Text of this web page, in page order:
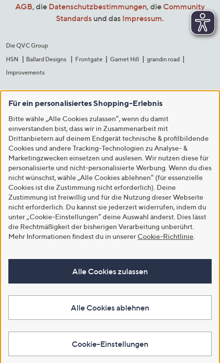
AGB, die Datenschutzbestimmungen, die Community
Standards und das Impressum.
Die QVC Group
HSN
Ballard Designs Frontgate Garnet Hill
grandin road
Improvements
Für ein personalisiertes Shopping-Erlebnis
Bitte wähle „Alle Cookies zulassen“, wenn du damit
einverstanden bist, dass wir in Zusammenarbeit mit
Drittanbietern auf deinem Endgerät technische & profilbildende
Cookies und andere Tracking-Technologien zu Analyse- &
Marketingzwecken einsetzen und auslesen. Wir nutzen diese für
personalisierte und nicht-personalisierte Werbung. Wenn du dies
nicht wünschst, wähle „Alle Cookies ablehnen“ (für essenzielle
Cookies ist die Zustimmung nicht erforderlich). Deine
Zustimmung ist freiwillig und für die Nutzung dieser Webseite
nicht erforderlich. Du kannst sie jederzeit widerrufen, indem du
unter „Cookie-Einstellungen“ deine Auswahl änderst. Dies lässt
die Rechtmäßigkeit der bisherigen Verarbeitung unberührt.
Mehr Informationen findest du in unserer Cookie-Richtlinie
Alle Cookies zulassen
Alle Cookies ablehnen
Cookie-Einstellungen